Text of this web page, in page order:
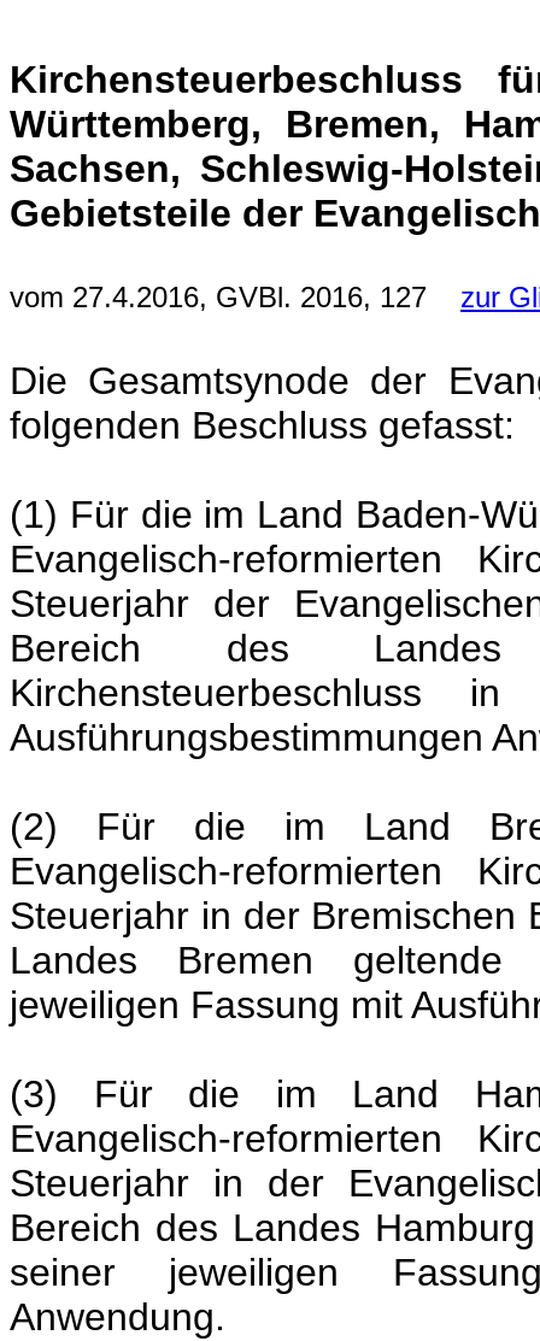
Württemberg, Bremen,
Sachsen, Schleswig-
Gebietsteile der
vom 27.4.2016, GVBl. 2016, 127 zur
Die Gesamtsynode der
folgenden Beschluss gefasst:
(1) Für die im Land Baden-
Evangelisch-reformierten
Steuerjahr der
Bereich des Landes
Kirchensteuerbeschluss
Ausführungsbestimmungen
(2) Für die im Land
Evangelisch-reformierten
Steuerjahr in der Bremischen
Landes Bremen geltende
jeweiligen Fassung mit
(3) Für die im Land
Evangelisch-reformierten
Steuerjahr in der
Bereich des Landes
seiner jeweiligen
Anwendung.